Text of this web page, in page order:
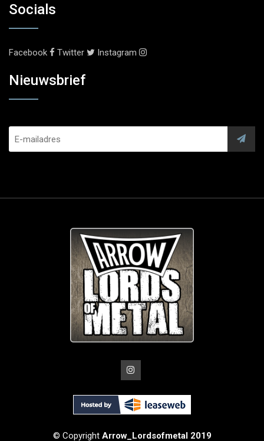
Socials
Facebook Twitter Instagram
Nieuwsbrief
© Copyright Arrow_Lordsofmetal 2019